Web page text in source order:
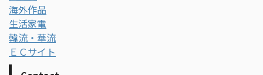
海外作品
生活家電
韓流・華流
ＥＣサイト